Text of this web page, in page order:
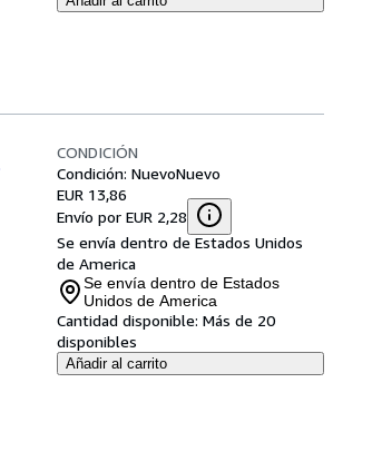
CONDICIÓN
Condición: NuevoNuevo
EUR 13,86
Envío por EUR 2,28
Se envía dentro de Estados Unidos
de America
Se envía dentro de Estados
Unidos de America
Cantidad disponible: Más de 20
disponibles
Añadir al carrito